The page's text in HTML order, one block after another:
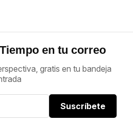
en tu correo
gratis en tu bandeja
Suscríbete